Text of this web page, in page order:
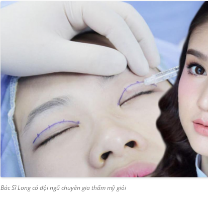
Bác Sĩ Long có đội ngũ chuyên gia thẩm mỹ giỏi